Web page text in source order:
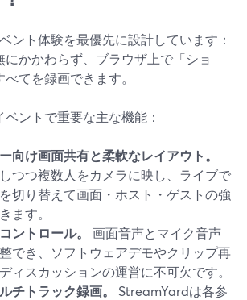
ント体験を最優先に設計しています：
にかかわらず、ブラウザ上で「ショ
てを録画できます。
ントで重要な主な機能：
向け画面共有と柔軟なレイアウト。
つつ複数人をカメラに映し、ライブで
切り替えて画面・ホスト・ゲストの強
ます。
ントロール。
画面音声とマイク音声
でき、ソフトウェアデモやクリップ再
ィスカッションの運営に不可欠です。
チトラック録画。
StreamYardは各参